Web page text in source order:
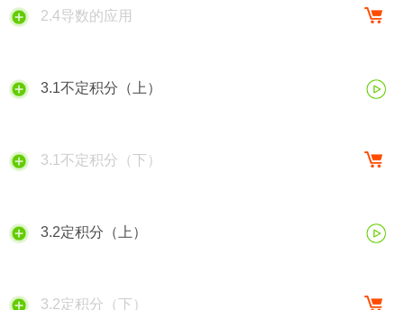
2.4导数的应用
3.1不定积分（上）
3.1不定积分（下）
3.2定积分（上）
3.2定积分（下）